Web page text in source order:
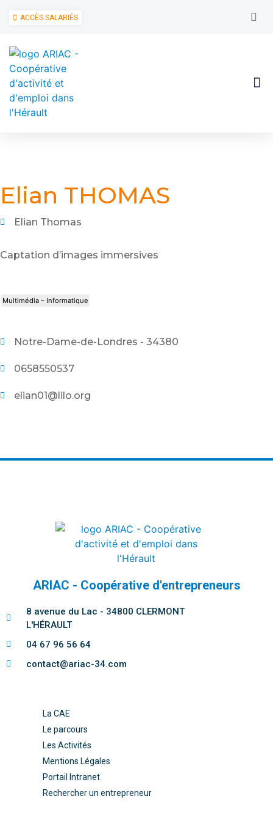
ACCÈS SALARIÉS
Elian THOMAS
Elian Thomas
Captation d’images immersives
Multimédia – Informatique
Notre-Dame-de-Londres - 34380
0658550537
elian01@lilo.org
ARIAC - Coopérative d'entrepreneurs
8 avenue du Lac - 34800 CLERMONT
L'HÉRAULT
04 67 96 56 64
contact@ariac-34.com
La CAE
Le parcours
Les Activités
Mentions Légales
Portail Intranet
Rechercher un entrepreneur